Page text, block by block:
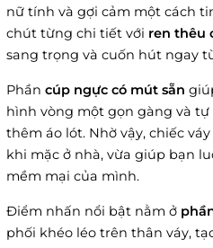
nữ tính và gợi cảm một cách
chút từng chi tiết với ren thêu
sang trọng và cuốn hút ngay
Phần cúp ngực có mút sẵn
hình vòng một gọn gàng và
thêm áo lót. Nhờ vậy, chiếc
khi mặc ở nhà, vừa giúp bạn
mềm mại của mình.
Điểm nhấn nổi bật nằm ở
phối khéo léo trên thân váy,